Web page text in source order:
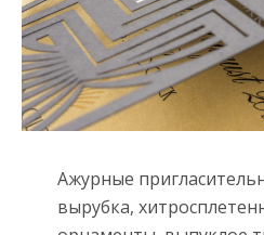
Ажурные
вырубка,